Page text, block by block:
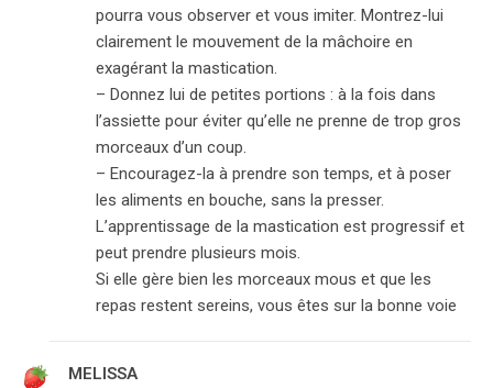
pourra vous observer et vous imiter. Montrez-lui
clairement le mouvement de la mâchoire en
exagérant la mastication.
– Donnez lui de petites portions : à la fois dans
l’assiette pour éviter qu’elle ne prenne de trop gros
morceaux d’un coup.
– Encouragez-la à prendre son temps, et à poser
les aliments en bouche, sans la presser.
L’apprentissage de la mastication est progressif et
peut prendre plusieurs mois.
Si elle gère bien les morceaux mous et que les
repas restent sereins, vous êtes sur la bonne voie
MELISSA